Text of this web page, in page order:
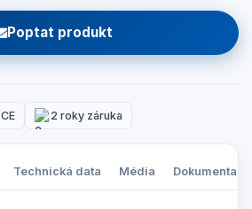
Poptat produkt
CE 2 roky záruka
Technická data Média Dokumentace